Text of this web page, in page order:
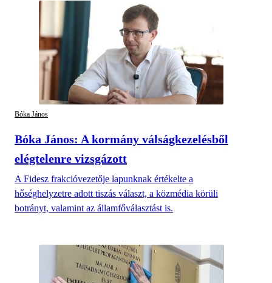
Bóka János
Bóka János: A kormány válságkezelésből
elégtelenre vizsgázott
A Fidesz frakcióvezetője lapunknak értékelte a
hőséghelyzetre adott tiszás választ, a közmédia körüli
botrányt, valamint az államfőválasztást is.